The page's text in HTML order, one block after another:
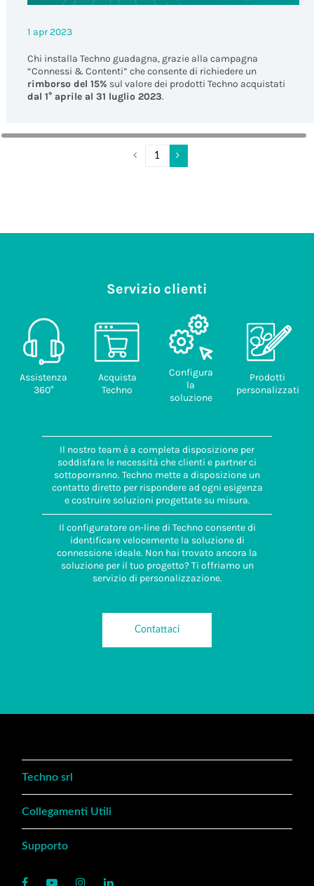
1 apr 2023
Chi installa Techno guadagna, grazie alla campagna
“Connessi & Contenti” che consente di richiedere un
rimborso del 15% sul valore dei prodotti Techno acquistati
dal 1° aprile al 31 luglio 2023.
Servizio clienti
Assistenza
360°
Acquista
Techno
Configura
la
soluzione
Prodotti
personalizzati
Il nostro team è a completa disposizione per
soddisfare le necessità che clienti e partner ci
sottoporranno. Techno mette a disposizione un
contatto diretto per rispondere ad ogni esigenza
e costruire soluzioni progettate su misura.
Il configuratore on-line di Techno consente di
identificare velocemente la soluzione di
connessione ideale. Non hai trovato ancora la
soluzione per il tuo progetto? Ti offriamo un
servizio di personalizzazione.
Contattaci
Techno srl
Collegamenti Utili
Supporto